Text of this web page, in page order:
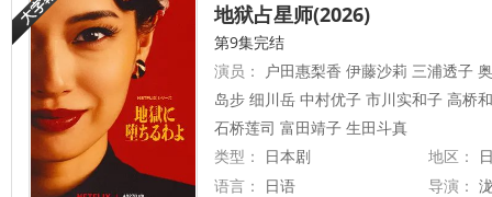
地狱占星师(2026)
第9集完结
演员：
户田惠梨香 伊藤沙莉 三浦透子
岛步 细川岳 中村优子 市川实和子 高桥
石桥莲司 富田靖子 生田斗真
类型：
日本剧 地区：
语言：
日语 导演：